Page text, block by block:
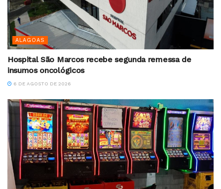
ALAGOAS
Hospital São Marcos recebe segunda remessa de
insumos oncológicos
6 DE AGOSTO DE 2026